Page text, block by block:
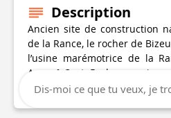
Description
Ancien site de construction
de la Rance, le rocher de
l’usine marémotrice de la
Aux n° 3 et 5, deux
Quai Solidor : Au n° 27,
Dis-moi ce que tu veux, je